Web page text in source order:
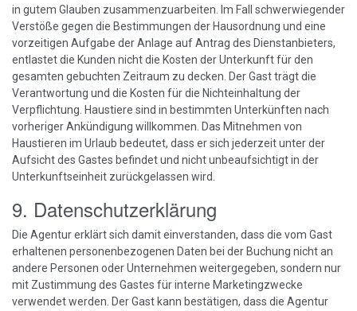
in gutem Glauben zusammenzuarbeiten. Im Fall schwerwiegender
Verstöße gegen die Bestimmungen der Hausordnung und eine
vorzeitigen Aufgabe der Anlage auf Antrag des Dienstanbieters,
entlastet die Kunden nicht die Kosten der Unterkunft für den
gesamten gebuchten Zeitraum zu decken. Der Gast trägt die
Verantwortung und die Kosten für die Nichteinhaltung der
Verpflichtung. Haustiere sind in bestimmten Unterkünften nach
vorheriger Ankündigung willkommen. Das Mitnehmen von
Haustieren im Urlaub bedeutet, dass er sich jederzeit unter der
Aufsicht des Gastes befindet und nicht unbeaufsichtigt in der
Unterkunftseinheit zurückgelassen wird.
9. Datenschutzerklärung
Die Agentur erklärt sich damit einverstanden, dass die vom Gast
erhaltenen personenbezogenen Daten bei der Buchung nicht an
andere Personen oder Unternehmen weitergegeben, sondern nur
mit Zustimmung des Gastes für interne Marketingzwecke
verwendet werden. Der Gast kann bestätigen, dass die Agentur